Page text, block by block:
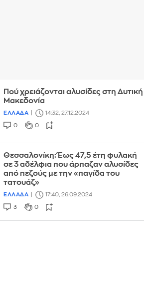
Πού χρειάζονται αλυσίδες στη Δυτική
Μακεδονία
ΕΛΛΑΔΑ 14:32, 27.12.2024
0 0
Θεσσαλονίκη: Έως 47,5 έτη φυλακή
σε 3 αδέλφια που άρπαζαν αλυσίδες
από πεζούς με την «παγίδα του
τατουάζ»
ΕΛΛΑΔΑ 17:40, 26.09.2024
3 0